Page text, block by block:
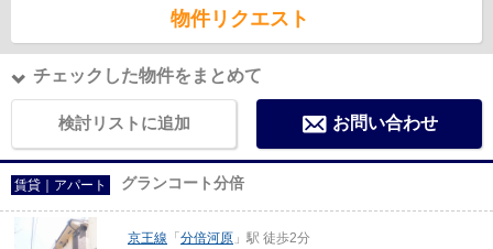
物件リクエスト
チェックした物件をまとめて
検討リストに追加 お問い合わせ
賃貸｜アパート グランコート分倍
京王線 「 分倍河原 」駅 徒歩2分